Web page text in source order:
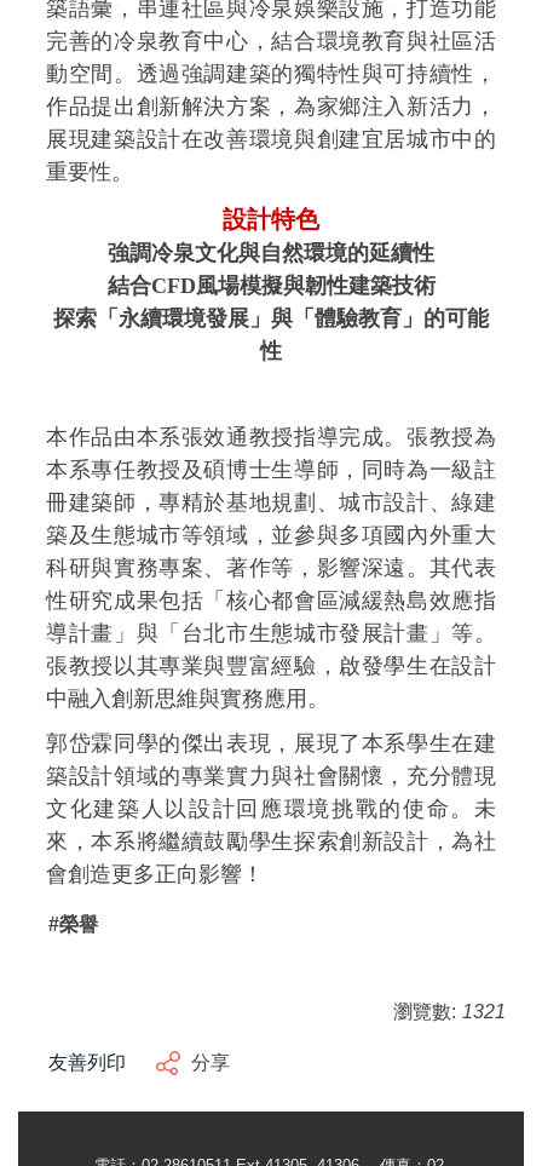
築語彙，串連社區與冷泉娛樂設施，打造功能
完善的冷泉教育中心，結合環境教育與社區活
動空間。透過強調建築的獨特性與可持續性，
作品提出創新解決方案，為家鄉注入新活力，
展現建築設計在改善環境與創建宜居城市中的
重要性。
設計特色
強調冷泉文化與自然環境的延續性
結合CFD風場模擬與韌性建築技術
探索「永續環境發展」與「體驗教育」的可能
性
本作品由本系張效通教授指導完成。張教授為
本系專任教授及碩博士生導師，同時為一級註
冊建築師，專精於基地規劃、城市設計、綠建
築及生態城市等領域，並參與多項國內外重大
科研與實務專案、著作等，影響深遠。其代表
性研究成果包括「核心都會區減緩熱島效應指
導計畫」與「台北市生態城市發展計畫」等。
張教授以其專業與豐富經驗，啟發學生在設計
中融入創新思維與實務應用。
郭岱霖同學的傑出表現，展現了本系學生在建
築設計領域的專業實力與社會關懷，充分體現
文化建築人以設計回應環境挑戰的使命。未
來，本系將繼續鼓勵學生探索創新設計，為社
會創造更多正向影響！
#榮譽
瀏覽數: 1321
友善列印 分享